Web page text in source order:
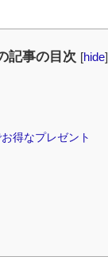
記事の目次 [hide]
得なプレゼント